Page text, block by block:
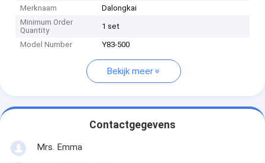
Merknaam
Dalongkai
Minimum Order
Quantity
1 set
Model Number Y83-500
Bekijk meer
Contactgegevens
Mrs. Emma